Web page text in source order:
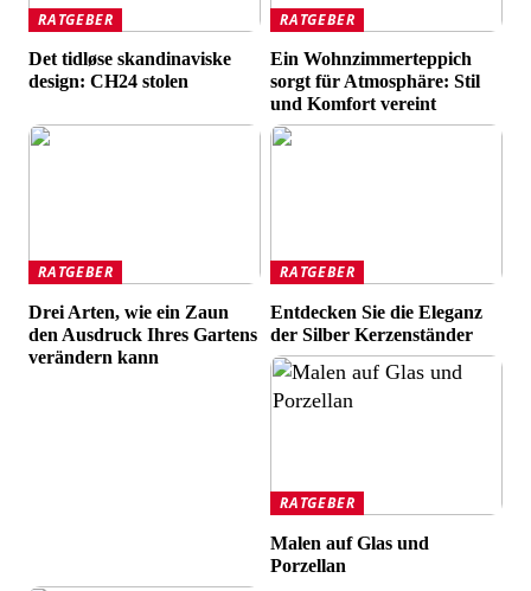
RATGEBER
Det tidløse skandinaviske
design: CH24 stolen
RATGEBER
Ein Wohnzimmerteppich
sorgt für Atmosphäre: Stil
und Komfort vereint
RATGEBER
Drei Arten, wie ein Zaun
den Ausdruck Ihres Gartens
verändern kann
RATGEBER
Entdecken Sie die Eleganz
der Silber Kerzenständer
RATGEBER
Malen auf Glas und
Porzellan